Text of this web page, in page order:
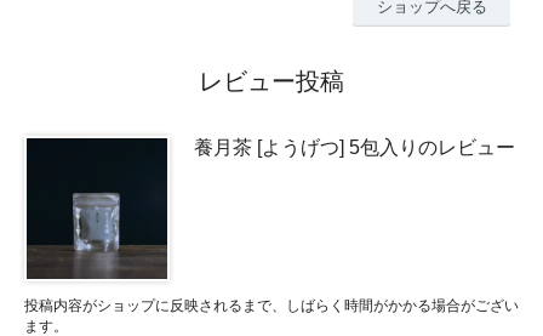
ショップへ戻る
レビュー投稿
養月茶 [ようげつ] 5包入りのレビュー
投稿内容がショップに反映されるまで、しばらく時間がかかる場合がござい
ます。